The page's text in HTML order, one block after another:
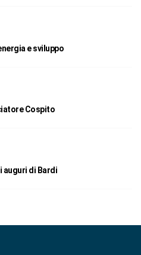
e sviluppo
Cospito
auguri di Bardi